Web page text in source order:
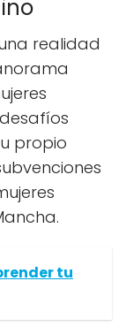
realidad
propio
tu